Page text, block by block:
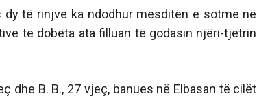
të rinjve ka ndodhur mesditën e sotme në
të dobëta ata filluan të godasin njëri-tjetrin
dhe B. B., 27 vjeç, banues në Elbasan të cilët